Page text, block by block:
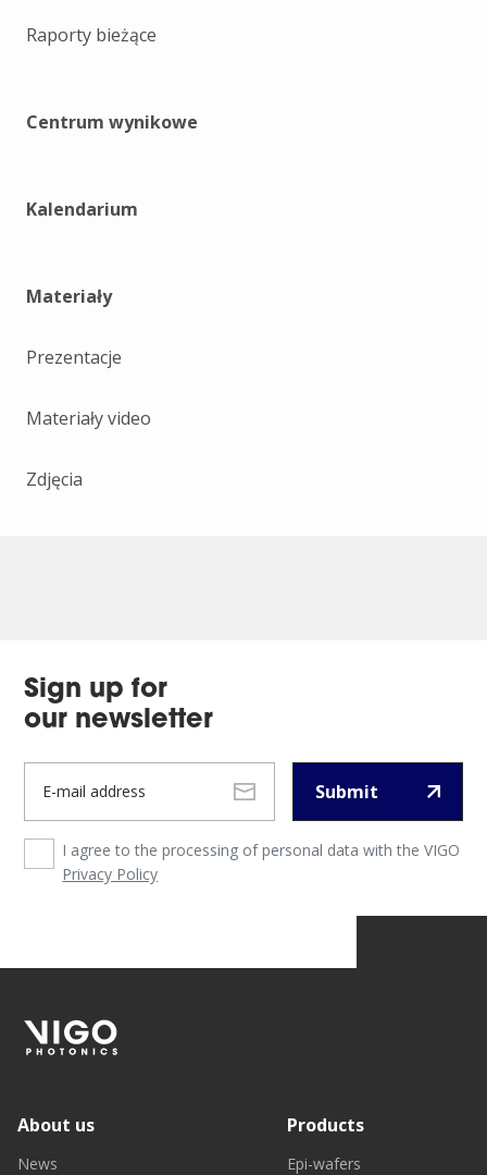
Raporty bieżące
Centrum wynikowe
Kalendarium
Materiały
Prezentacje
Materiały video
Zdjęcia
Sign up for
our newsletter
Submit
I agree to the processing of personal data with the VIGO
Privacy Policy
About us
News
Products
Epi-wafers